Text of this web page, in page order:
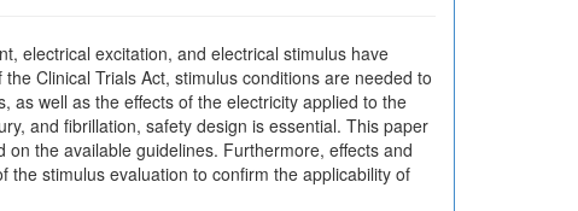
electrical excitation, and electrical stimulus have
Clinical Trials Act, stimulus conditions are needed to
as well as the effects of the electricity applied to the
and fibrillation, safety design is essential. This paper
the available guidelines. Furthermore, effects and
stimulus evaluation to confirm the applicability of